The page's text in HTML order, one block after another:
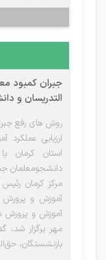
جبران کمبود
التدریسان و
روش های رفع
ارزیابی
استان کرمان
دانشجومعلمان
مرکز کرمان رئیس
آموزش و پرورش
آموزش و پرورش
مهر برگزار شد،
بازنشستگان،